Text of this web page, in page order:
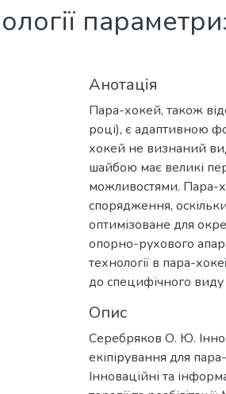
Анотація
Пара-хокей, також
році), є адаптивною
хокей не визнаний
шайбою має великі
можливостями. Пара-
спорядження,
оптимізоване для
опорно-рухового
технології в пара-
до специфічного виду
Опис
Серебряков О. Ю.
екіпірування для
Інноваційні та